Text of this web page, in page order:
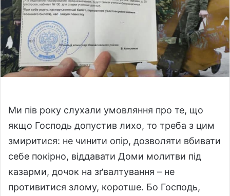
a
i
Ми пів року слухали умовляння про те, що
якщо Господь допустив лихо, то треба з цим
змиритися: не чинити опір, дозволяти вбивати
себе покірно, віддавати Доми молитви під
казарми, дочок на зґвалтування – не
противитися злому, коротше. Бо Господь,